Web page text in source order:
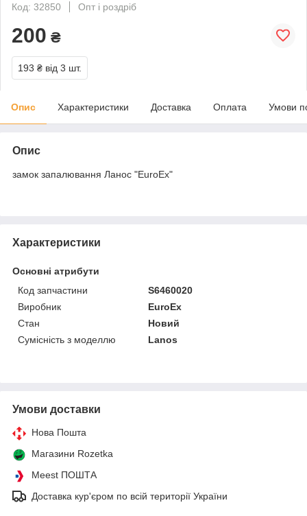
Код: 32850
Опт і роздріб
200 ₴
193 ₴ від 3 шт.
Опис Характеристики Доставка Оплата Умови
Опис
замок запалювання Ланос "EuroEx"
Характеристики
Основні атрибути
Код запчастини
S6460020
Виробник
EuroEx
Стан
Новий
Сумісність з моделлю
Lanos
Умови доставки
Нова Пошта
Магазини Rozetka
Meest ПОШТА
Доставка кур'єром по всій території України